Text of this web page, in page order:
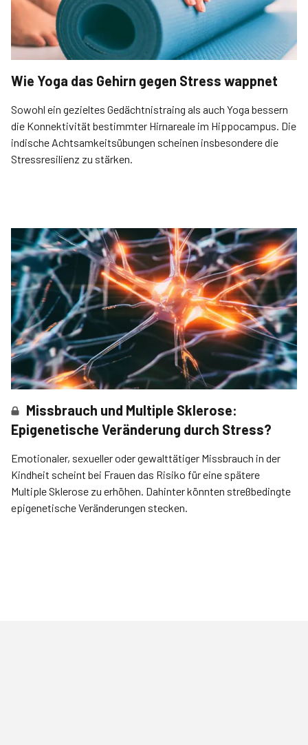
Wie Yoga das Gehirn gegen Stress wappnet
Sowohl ein gezieltes Gedächtnistraing als auch Yoga bessern
die Konnektivität bestimmter Hirnareale im Hippocampus. Die
indische Achtsamkeitsübungen scheinen insbesondere die
Stressresilienz zu stärken.
Missbrauch und Multiple Sklerose:
Epigenetische Veränderung durch Stress?
Emotionaler, sexueller oder gewalttätiger Missbrauch in der
Kindheit scheint bei Frauen das Risiko für eine spätere
Multiple Sklerose zu erhöhen. Dahinter könnten streßbedingte
epigenetische Veränderungen stecken.